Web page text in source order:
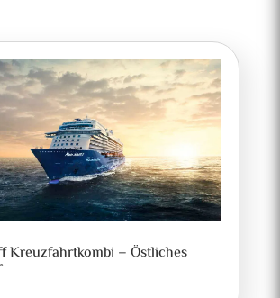
Kreuzfahrtkombi – Östliches